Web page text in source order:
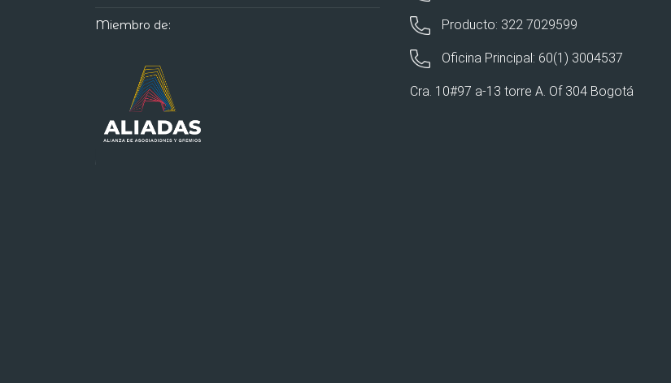
Miembro de: Producto: 322 7029599
Oficina Principal: 60(1) 3004537
Cra. 10#97 a-13 torre A. Of 304 Bogotá